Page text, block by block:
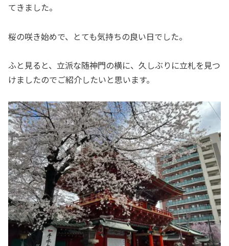
てきました。
桜の咲き始めで、とても気持ちの良い日でした。
ふと見ると、立派な随神門の横に、久しぶりに立札を見つ
けましたのでご紹介したいと思います。